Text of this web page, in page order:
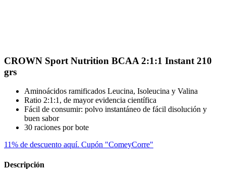
CROWN Sport Nutrition BCAA 2:1:1 Instant 210
grs
Aminoácidos ramificados Leucina, Isoleucina y Valina
Ratio 2:1:1, de mayor evidencia científica
Fácil de consumir: polvo instantáneo de fácil disolución y
buen sabor
30 raciones por bote
11% de descuento aquí. Cupón "ComeyCorre"
Descripción